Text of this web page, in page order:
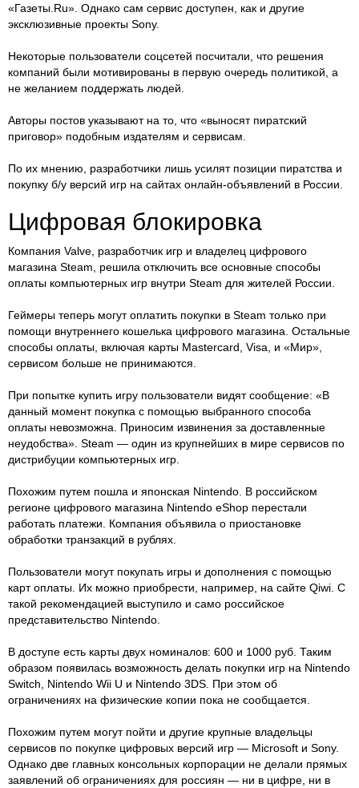
«Газеты.Ru». Однако сам сервис доступен, как и другие
эксклюзивные проекты Sony.
Некоторые пользователи соцсетей посчитали, что решения
компаний были мотивированы в первую очередь политикой, а
не желанием поддержать людей.
Авторы постов указывают на то, что «выносят пиратский
приговор» подобным издателям и сервисам.
По их мнению, разработчики лишь усилят позиции пиратства и
покупку б/у версий игр на сайтах онлайн-объявлений в России.
Цифровая блокировка
Компания Valve, разработчик игр и владелец цифрового
магазина Steam, решила отключить все основные способы
оплаты компьютерных игр внутри Steam для жителей России.
Геймеры теперь могут оплатить покупки в Steam только при
помощи внутреннего кошелька цифрового магазина. Остальные
способы оплаты, включая карты Masterсard, Visa, и «Мир»,
сервисом больше не принимаются.
При попытке купить игру пользователи видят сообщение: «В
данный момент покупка с помощью выбранного способа
оплаты невозможна. Приносим извинения за доставленные
неудобства». Steam — один из крупнейших в мире сервисов по
дистрибуции компьютерных игр.
Похожим путем пошла и японская Nintendo. В российском
регионе цифрового магазина Nintendo eShop перестали
работать платежи. Компания объявила о приостановке
обработки транзакций в рублях.
Пользователи могут покупать игры и дополнения с помощью
карт оплаты. Их можно приобрести, например, на сайте Qiwi. С
такой рекомендацией выступило и само российское
представительство Nintendo.
В доступе есть карты двух номиналов: 600 и 1000 руб. Таким
образом появилась возможность делать покупки игр на Nintendo
Switch, Nintendo Wii U и Nintendo 3DS. При этом об
ограничениях на физические копии пока не сообщается.
Похожим путем могут пойти и другие крупные владельцы
сервисов по покупке цифровых версий игр — Microsoft и Sony.
Однако две главных консольных корпорации не делали прямых
заявлений об ограничениях для россиян — ни в цифре, ни в